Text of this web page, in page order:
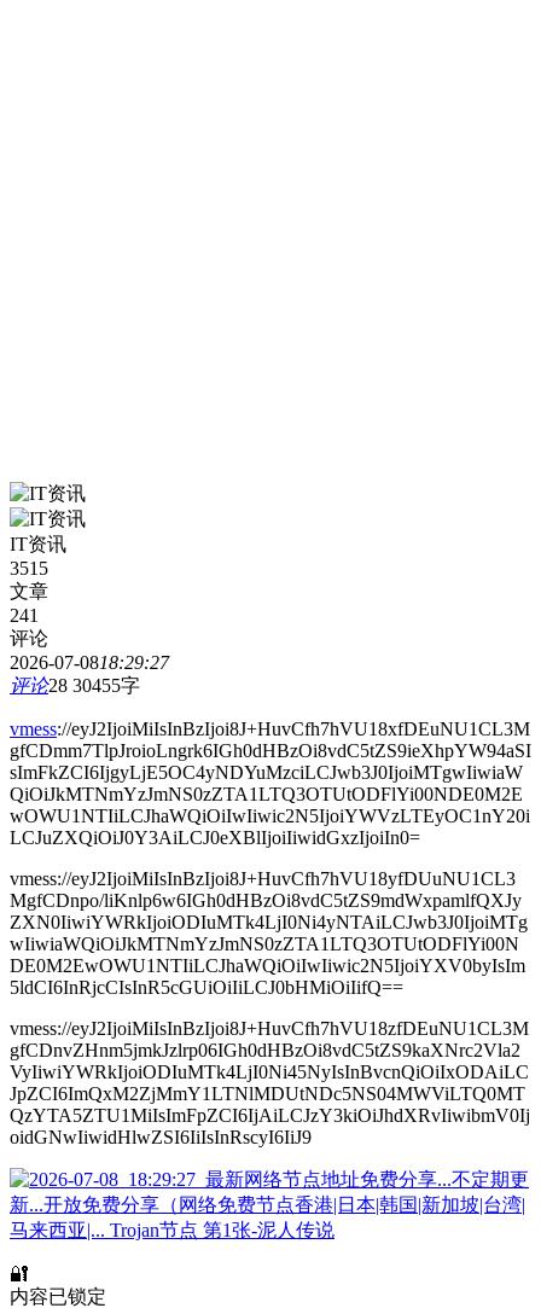
IT资讯
3515
文章
241
评论
2026-07-0818:29:27
评论28 30455字
vmess://eyJ2IjoiMiIsInBzIjoi8J+HuvCfh7hVU18xfDEuNU1CL3M
gfCDmm7TlpJroioLngrk6IGh0dHBzOi8vdC5tZS9ieXhpYW94aSI
sImFkZCI6IjgyLjE5OC4yNDYuMzciLCJwb3J0IjoiMTgwIiwiaW
QiOiJkMTNmYzJmNS0zZTA1LTQ3OTUtODFlYi00NDE0M2E
wOWU1NTIiLCJhaWQiOiIwIiwic2N5IjoiYWVzLTEyOC1nY20i
LCJuZXQiOiJ0Y3AiLCJ0eXBlIjoiIiwidGxzIjoiIn0=
vmess://eyJ2IjoiMiIsInBzIjoi8J+HuvCfh7hVU18yfDUuNU1CL3
MgfCDnpo/liKnlp6w6IGh0dHBzOi8vdC5tZS9mdWxpamlfQXJy
ZXN0IiwiYWRkIjoiODIuMTk4LjI0Ni4yNTAiLCJwb3J0IjoiMTg
wIiwiaWQiOiJkMTNmYzJmNS0zZTA1LTQ3OTUtODFlYi00N
DE0M2EwOWU1NTIiLCJhaWQiOiIwIiwic2N5IjoiYXV0byIsIm
5ldCI6InRjcCIsInR5cGUiOiIiLCJ0bHMiOiIifQ==
vmess://eyJ2IjoiMiIsInBzIjoi8J+HuvCfh7hVU18zfDEuNU1CL3M
gfCDnvZHnm5jmkJzlrp06IGh0dHBzOi8vdC5tZS9kaXNrc2Vla2
VyIiwiYWRkIjoiODIuMTk4LjI0Ni45NyIsInBvcnQiOiIxODAiLC
JpZCI6ImQxM2ZjMmY1LTNlMDUtNDc5NS04MWViLTQ0MT
QzYTA5ZTU1MiIsImFpZCI6IjAiLCJzY3kiOiJhdXRvIiwibmV0Ij
oidGNwIiwidHlwZSI6IiIsInRscyI6IiJ9
🔐
内容已锁定